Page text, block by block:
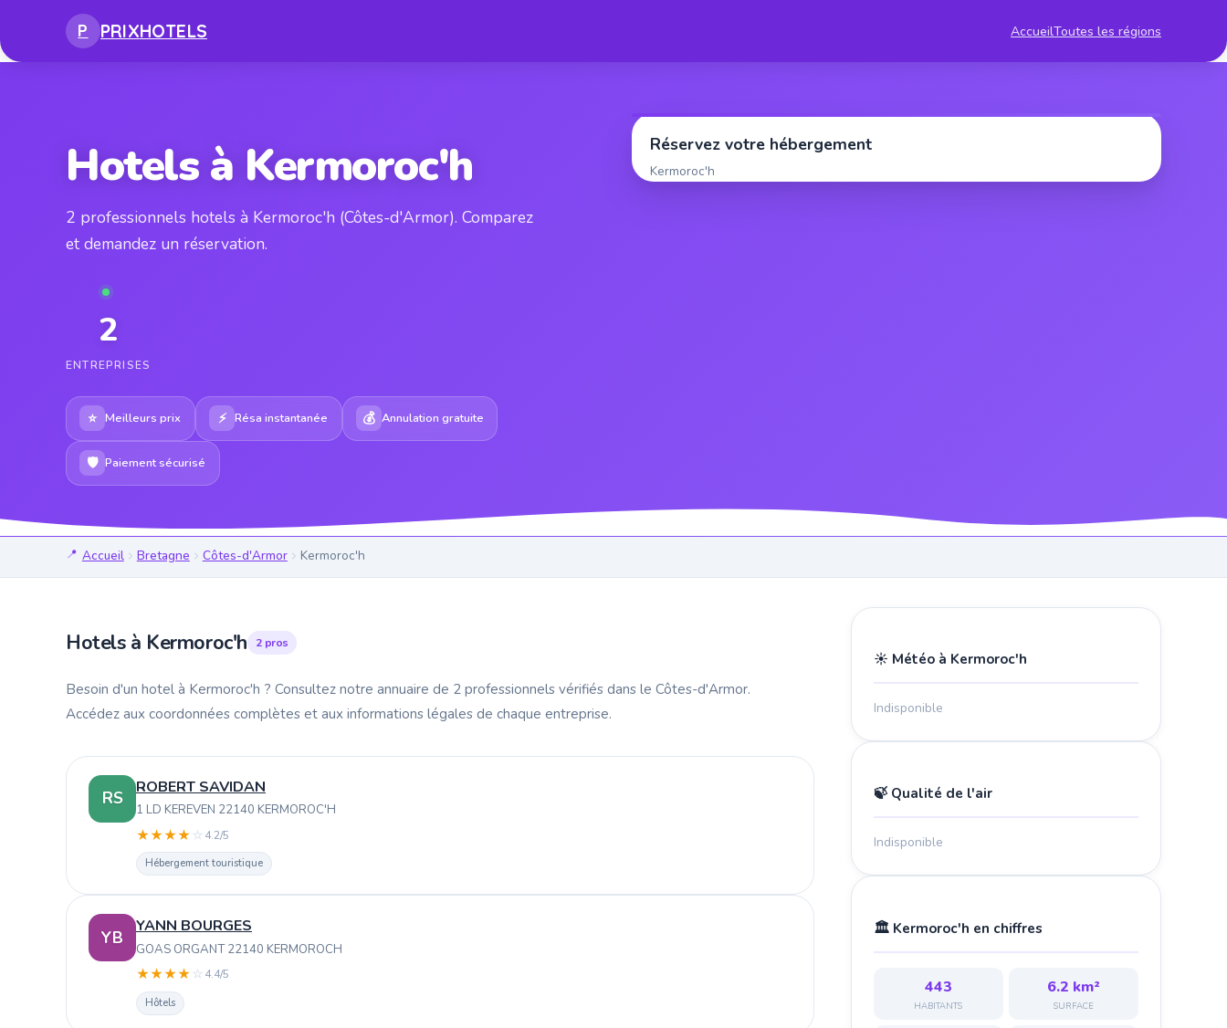
P PRIXHOTELS AccueilToutes les régions
Hotels à Kermoroc'h
2 professionnels hotels à Kermoroc'h (Côtes-d'Armor). Comparez
et demandez un réservation.
2
ENTREPRISES
⭐ Meilleurs prix ⚡ Résa instantanée 💰 Annulation gratuite
🛡 Paiement sécurisé
Réservez votre hébergement
Kermoroc'h
Accueil Bretagne Côtes-d'Armor Kermoroc'h
Hotels à Kermoroc'h 2 pros
Besoin d'un hotel à Kermoroc'h ? Consultez notre annuaire de 2 professionnels vérifiés dans le Côtes-d'Armor.
Accédez aux coordonnées complètes et aux informations légales de chaque entreprise.
RS
ROBERT SAVIDAN
1 LD KEREVEN 22140 KERMOROC'H
★★★★ ☆ 4.2/5
Hébergement touristique
YB
YANN BOURGES
GOAS ORGANT 22140 KERMOROCH
★★★★ ☆ 4.4/5
Hôtels
☀️ Météo à Kermoroc'h
Indisponible
🍃 Qualité de l'air
Indisponible
🏛️ Kermoroc'h en chiffres
443
HABITANTS
6.2 km²
SURFACE